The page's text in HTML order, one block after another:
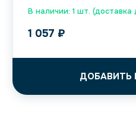
В наличии: 1 шт. (доставка
1 057 ₽
ДОБАВИТЬ